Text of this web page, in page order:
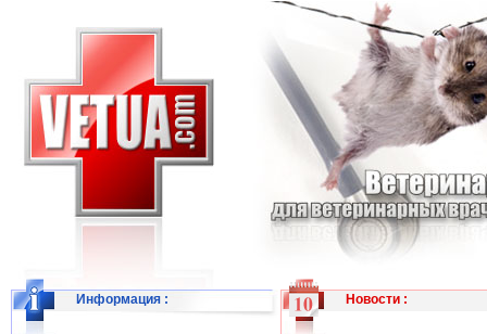
Информация : Новости: